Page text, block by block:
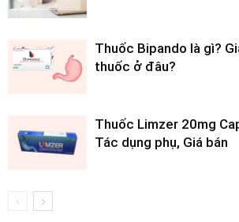
Thuốc Bipando là gì?
thuốc ở đâu?
Thuốc Limzer 20mg
Tác dụng phụ, Giá bán